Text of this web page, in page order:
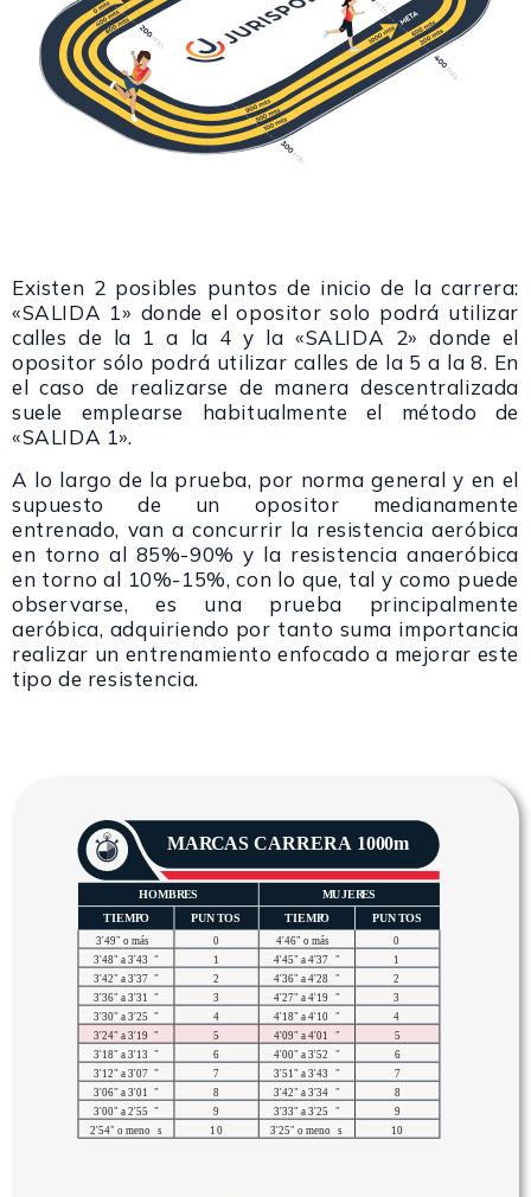
Existen 2 posibles puntos de inicio de la carrera:
«SALIDA 1» donde el opositor solo podrá utilizar
calles de la 1 a la 4 y la «SALIDA 2» donde el
opositor sólo podrá utilizar calles de la 5 a la 8. En
el caso de realizarse de manera descentralizada
suele emplearse habitualmente el método de
«SALIDA 1».
A lo largo de la prueba, por norma general y en el
supuesto de un opositor medianamente
entrenado, van a concurrir la resistencia aeróbica
en torno al 85%-90% y la resistencia anaeróbica
en torno al 10%-15%, con lo que, tal y como puede
observarse, es una prueba principalmente
aeróbica, adquiriendo por tanto suma importancia
realizar un entrenamiento enfocado a mejorar este
tipo de resistencia.